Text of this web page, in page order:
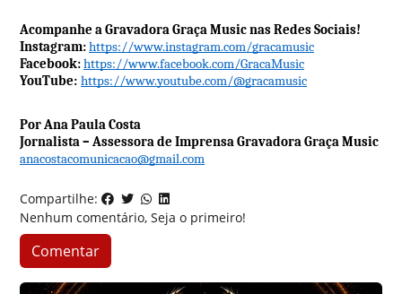
Acompanhe a Gravadora Graça Music nas Redes Sociais!
Instagram:https://www.instagram.com/gracamusic
Facebook:https://www.facebook.com/GracaMusic
YouTube: https://www.youtube.com/@gracamusic
Por Ana Paula Costa
Jornalista – Assessora de Imprensa Gravadora Graça Music
anacostacomunicacao@gmail.com
Compartilhe:
Nenhum comentário, Seja o primeiro!
Comentar